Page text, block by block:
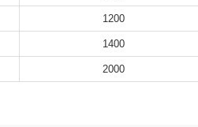
1200
1400
2000